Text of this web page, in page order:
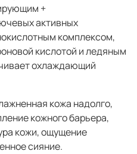
+
активных
комплексом,
кислотой и ледяным
охлаждающий
кожа надолго,
кожного барьера,
кожи, ощущение
сияние.